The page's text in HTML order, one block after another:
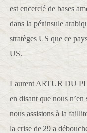
est encerclé de bases
dans la péninsule
stratèges US que ce
US.
Laurent ARTUR DU
en disant que nous n’en
nous assistons à la
la crise de 29 a